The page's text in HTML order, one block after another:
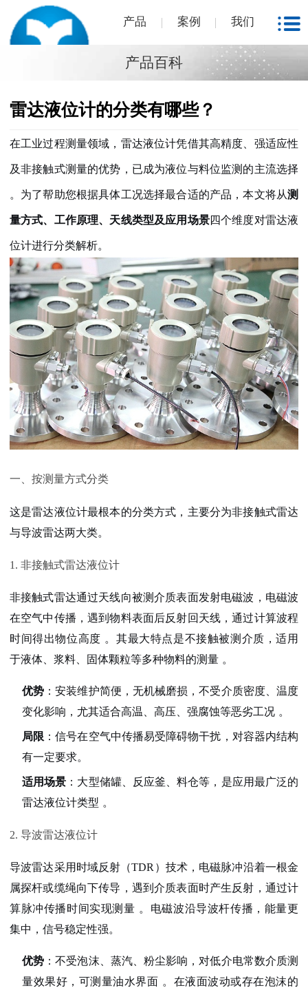
产品 案例 我们
产品百科
雷达液位计的分类有哪些？
在工业过程测量领域，雷达液位计凭借其高精度、强适应性
及非接触式测量的优势，已成为液位与料位监测的主流选择
。为了帮助您根据具体工况选择最合适的产品，本文将从测
量方式、 工作原理、 天线类型及应用场景四个维度对雷达液
位计进行分类解析。
一、按测量方式分类
这是雷达液位计最根本的分类方式，主要分为非接触式雷达
与导波雷达两大类。
1. 非接触式雷达液位计
非接触式雷达通过天线向被测介质表面发射电磁波，电磁波
在空气中传播，遇到物料表面后反射回天线，通过计算波程
时间得出物位高度 。其最大特点是不接触被测介质 ，适用
于液体、浆料、固体颗粒等多种物料的测量 。
优势 ：安装维护简便，无机械磨损，不受介质密度、温度
变化影响，尤其适合高温、高压、强腐蚀等恶劣工况 。
局限 ：信号在空气中传播易受障碍物干扰，对容器内结构
有一定要求。
适用场景 ：大型储罐、反应釜、料仓等，是应用最广泛的
雷达液位计类型 。
2. 导波雷达液位计
导波雷达采用时域反射（TDR）技术，电磁脉冲沿着一根金
属探杆或缆绳向下传导，遇到介质表面时产生反射，通过计
算脉冲传播时间实现测量 。电磁波沿导波杆传播，能量更
集中， 信号稳定性强。
优势 ：不受泡沫、蒸汽、粉尘影响，对低介电常数介质测
量效果好，可测量油水界面 。在液面波动或存在泡沫的